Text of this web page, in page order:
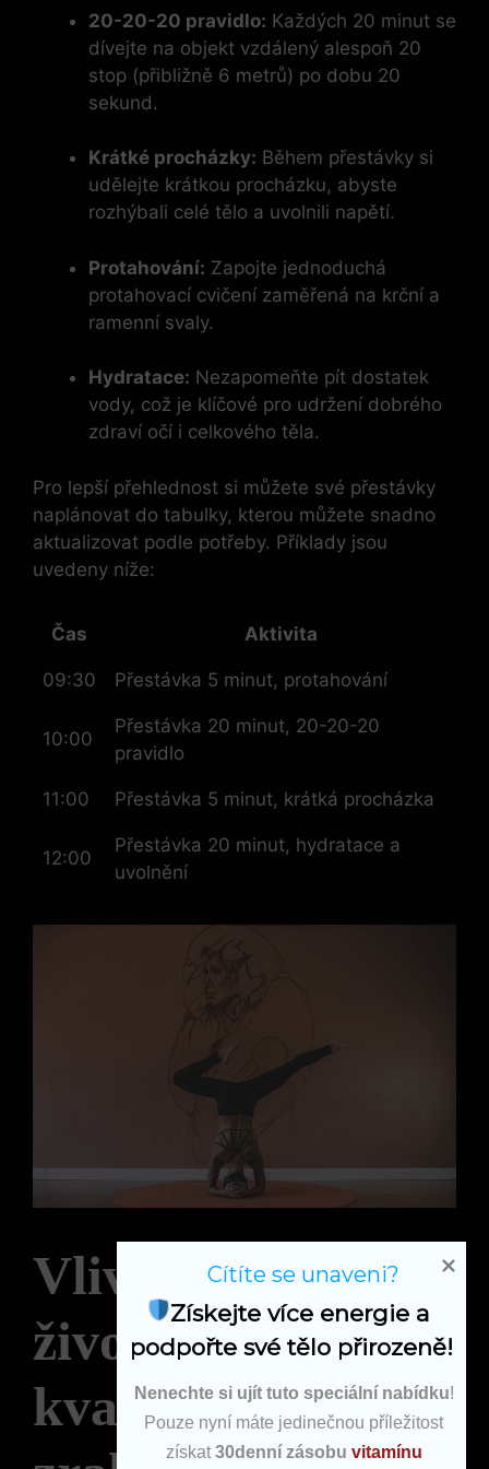
20-20-20 pravidlo: Každých 20 minut se
dívejte na objekt vzdálený alespoň 20
stop (přibližně 6 metrů) po dobu 20
sekund.
Krátké procházky: Během přestávky si
udělejte krátkou procházku, abyste
rozhýbali celé tělo a uvolnili napětí.
Protahování: Zapojte jednoduchá
protahovací cvičení zaměřená na krční a
ramenní svaly.
Hydratace: Nezapomeňte pít dostatek
vody, což je klíčové pro udržení dobrého
zdraví očí i celkového těla.
Pro lepší přehlednost si můžete své přestávky
naplánovat do tabulky, kterou můžete snadno
aktualizovat podle potřeby. Příklady jsou
uvedeny níže:
Čas Aktivita
09:30 Přestávka 5 minut, protahování
10:00
Přestávka 20 minut, 20-20-20
pravidlo
11:00 Přestávka 5 minut, krátká procházka
12:00
Přestávka 20 minut, hydratace a
uvolnění
Vliv zdravého
životního stylu na
kvalitu vašeho
Získejte více energie a
podpořte své tělo přirozeně!
Nenechte si ujít tuto speciální nabídku!
Pouze nyní máte jedinečnou příležitost
získat 30denní zásobu vitamínu
Cítíte se unaveni?